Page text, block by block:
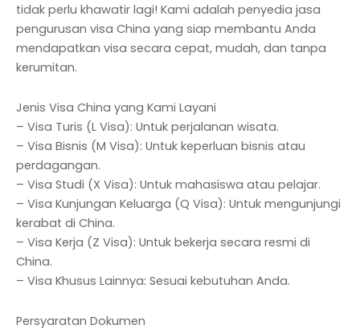
tidak perlu khawatir lagi! Kami adalah penyedia jasa
pengurusan visa China yang siap membantu Anda
mendapatkan visa secara cepat, mudah, dan tanpa
kerumitan.
Jenis Visa China yang Kami Layani
– Visa Turis (L Visa): Untuk perjalanan wisata.
– Visa Bisnis (M Visa): Untuk keperluan bisnis atau
perdagangan.
– Visa Studi (X Visa): Untuk mahasiswa atau pelajar.
– Visa Kunjungan Keluarga (Q Visa): Untuk mengunjungi
kerabat di China.
– Visa Kerja (Z Visa): Untuk bekerja secara resmi di
China.
– Visa Khusus Lainnya: Sesuai kebutuhan Anda.
Persyaratan Dokumen